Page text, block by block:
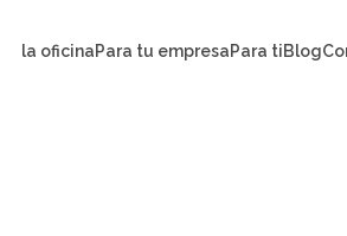
la oficinaPara tu empresaPara tiBlog